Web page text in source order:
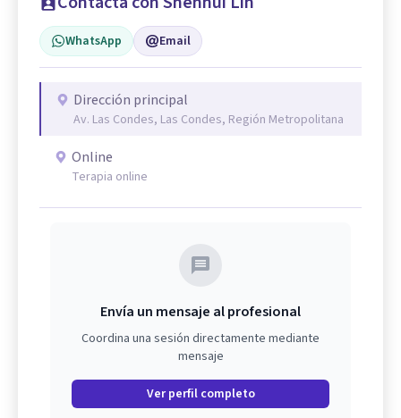
WhatsApp Email
Dirección principal
Av. Las Condes, Las Condes, Región Metropolitana
Online
Terapia online
Envía un mensaje al profesional
Coordina una sesión directamente mediante
mensaje
Ver perfil completo